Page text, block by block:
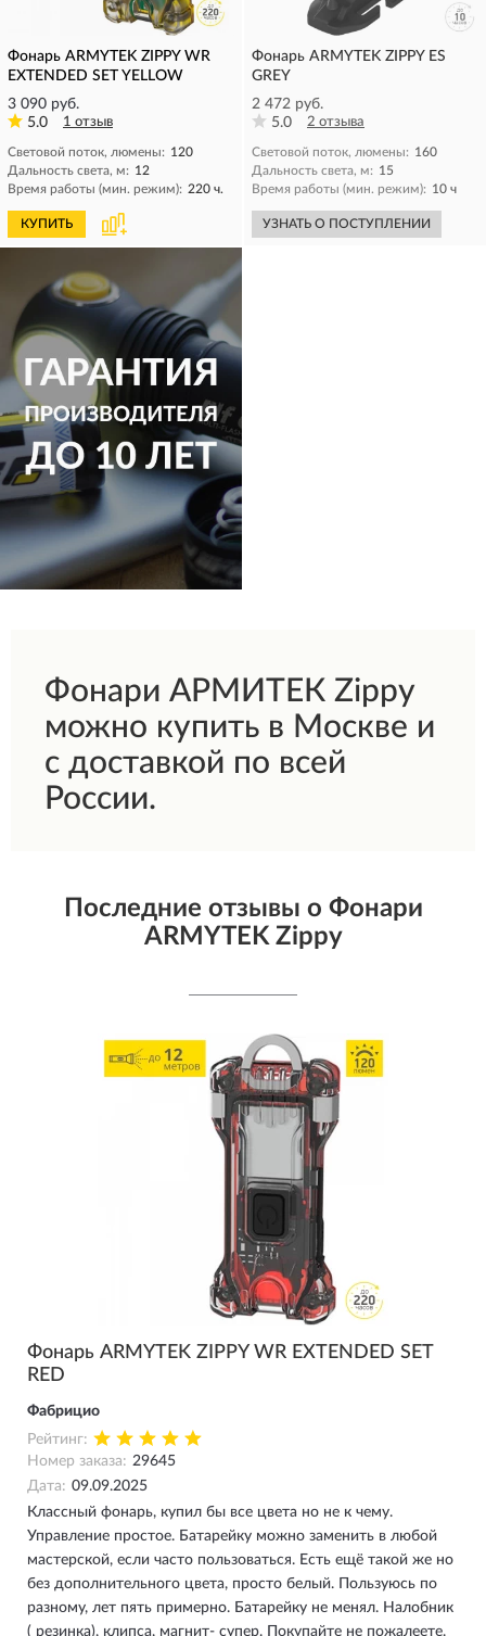
Фонарь ARMYTEK ZIPPY WR
EXTENDED SET YELLOW
3 090 руб.
5.0
1 отзыв
Световой поток, люмены: 120
Дальность света, м: 12
Время работы (мин. режим): 220 ч.
КУПИТЬ
Фонарь ARMYTEK ZIPPY ES
GREY
2 472 руб.
5.0
2 отзыва
Световой поток, люмены: 160
Дальность света, м: 15
Время работы (мин. режим): 10 ч
УЗНАТЬ О ПОСТУПЛЕНИИ
КУПИТЬ
Фонари АРМИТЕК Zippy
можно купить в Москве и
с доставкой по всей
России.
Последние отзывы о Фонари
ARMYTEK Zippy
Фонарь ARMYTEK ZIPPY WR EXTENDED SET
RED
Фабрицио
Рейтинг:
Номер заказа: 29645
Дата: 09.09.2025
Классный фонарь, купил бы все цвета но не к чему.
Управление простое. Батарейку можно заменить в любой
мастерской, если часто пользоваться. Есть ещё такой же но
без дополнительного цвета, просто белый. Пользуюсь по
разному, лет пять примерно. Батарейку не менял. Налобник
( резинка), клипса, магнит- супер. Покупайте не пожалеете.